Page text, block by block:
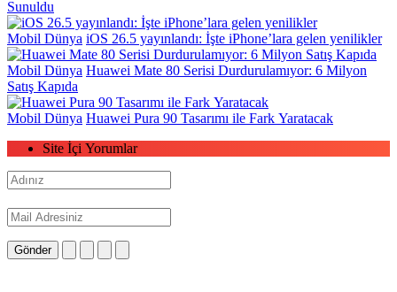
Sunuldu
Mobil Dünya iOS 26.5 yayınlandı: İşte iPhone’lara gelen yenilikler
Mobil Dünya Huawei Mate 80 Serisi Durdurulamıyor: 6 Milyon
Satış Kapıda
Mobil Dünya Huawei Pura 90 Tasarımı ile Fark Yaratacak
Site İçi Yorumlar
Gönder